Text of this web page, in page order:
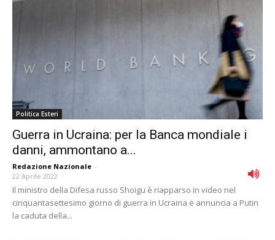
Politica Esteri
Guerra in Ucraina: per la Banca mondiale i
danni, ammontano a...
Redazione Nazionale -
22 Aprile 2022
Il ministro della Difesa russo Shoigu è riapparso in video nel
cinquantasettesimo giorno di guerra in Ucraina e annuncia a Putin
la caduta della...